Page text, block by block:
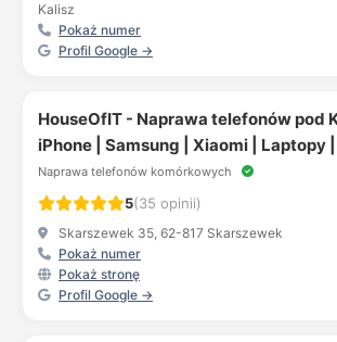
Kalisz
Pokaż numer
Profil Google →
HouseOfIT - Naprawa telefonów pod
iPhone | Samsung | Xiaomi | Laptopy
Naprawa telefonów komórkowych
5(35 opinii)
Skarszewek 35, 62-817 Skarszewek
Pokaż numer
Pokaż stronę
Profil Google →